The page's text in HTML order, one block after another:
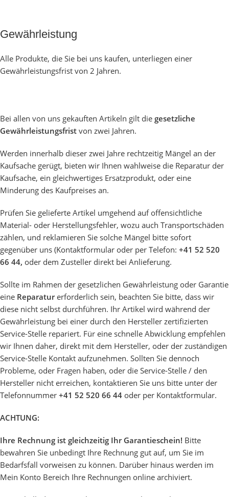
Gewährleistung
Alle Produkte, die Sie bei uns kaufen, unterliegen einer
Gewährleistungsfrist von 2 Jahren.
Bei allen von uns gekauften Artikeln gilt die gesetzliche
Gewährleistungsfrist von zwei Jahren.
Werden innerhalb dieser zwei Jahre rechtzeitig Mängel an der
Kaufsache gerügt, bieten wir Ihnen wahlweise die Reparatur der
Kaufsache, ein gleichwertiges Ersatzprodukt, oder eine
Minderung des Kaufpreises an.
Prüfen Sie gelieferte Artikel umgehend auf offensichtliche
Material- oder Herstellungsfehler, wozu auch Transportschäden
zählen, und reklamieren Sie solche Mängel bitte sofort
gegenüber uns (Kontaktformular oder per Telefon: +41 52 520
66 44, oder dem Zusteller direkt bei Anlieferung.
Sollte im Rahmen der gesetzlichen Gewährleistung oder Garantie
eine Reparaturerforderlich sein, beachten Sie bitte, dass wir
diese nicht selbst durchführen. Ihr Artikel wird während der
Gewährleistung bei einer durch den Hersteller zertifizierten
Service-Stelle repariert. Für eine schnelle Abwicklung empfehlen
wir Ihnen daher, direkt mit dem Hersteller, oder der zuständigen
Service-Stelle Kontakt aufzunehmen. Sollten Sie dennoch
Probleme, oder Fragen haben, oder die Service-Stelle / den
Hersteller nicht erreichen, kontaktieren Sie uns bitte unter der
Telefonnummer +41 52 520 66 44 oder per Kontaktformular.
ACHTUNG:
Ihre Rechnung ist gleichzeitig Ihr Garantieschein! Bitte
bewahren Sie unbedingt Ihre Rechnung gut auf, um Sie im
Bedarfsfall vorweisen zu können. Darüber hinaus werden im
Mein Konto Bereich Ihre Rechnungen online archiviert.